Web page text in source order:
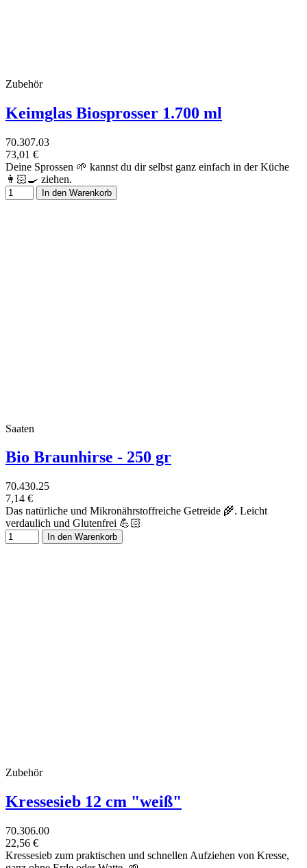
Zubehör
Keimglas Biosprosser 1.700 ml
70.307.03
73,01 €
Deine Sprossen 🌱 kannst du dir selbst ganz einfach in der Küche
👩🏻‍🍳 ziehen.
In den Warenkorb
Saaten
Bio Braunhirse - 250 gr
70.430.25
7,14 €
Das natürliche und Mikronährstoffreiche Getreide 🌾. Leicht
verdaulich und Glutenfrei 💪🏻
In den Warenkorb
Zubehör
Kressesieb 12 cm "weiß"
70.306.00
22,56 €
Kressesieb zum praktischen und schnellen Aufziehen von Kresse,